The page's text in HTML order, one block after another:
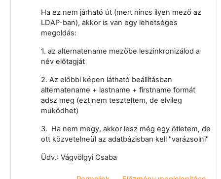
Ha ez nem járható út (mert nincs ilyen mező az
LDAP-ban), akkor is van egy lehetséges
megoldás:
1. az alternatename mezőbe leszinkronizálod a
név előtagját
2. Az előbbi képen látható beállításban
alternatename + lastname + firstname formát
adsz meg (ezt nem teszteltem, de elvileg
működhet)
3. Ha nem megy, akkor lesz még egy ötletem, de
ott közvetelneül az adatbázisban kell "varázsolni"
Üdv.: Vágvölgyi Csaba